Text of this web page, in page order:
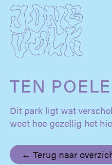
TEN POELE
Dit park ligt wat
weet hoe gezellig het
← Terug naar